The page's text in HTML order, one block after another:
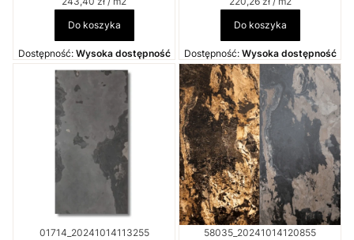
Do koszyka
Dostępność: Wysoka dostępność
Do koszyka
Dostępność: Wysoka dostępność
Kod produktu
01714_20241014113255
Kod produktu
58035_20241014120855